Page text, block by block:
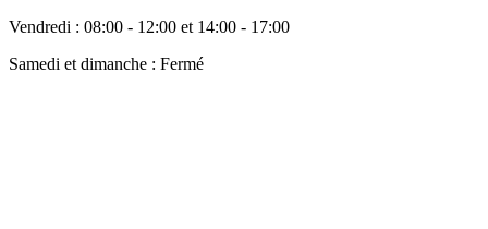
Vendredi : 08:00 - 12:00 et 14:00 - 17:00
Samedi et dimanche : Fermé